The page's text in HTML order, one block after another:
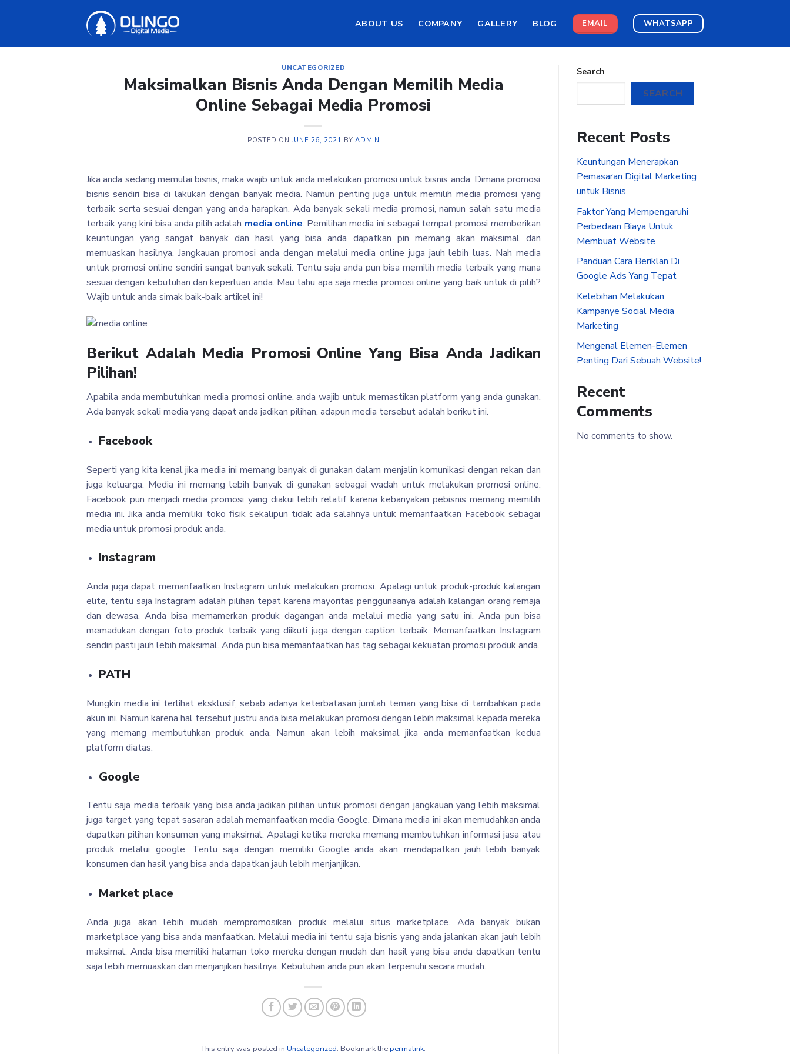
ABOUT US COMPANY GALLERY BLOG EMAIL WHATSAPP
UNCATEGORIZED
Maksimalkan Bisnis Anda Dengan Memilih Media
Online Sebagai Media Promosi
POSTED ON JUNE 26, 2021 BYADMIN
Jika anda sedang memulai bisnis, maka wajib untuk anda melakukan promosi untuk bisnis anda. Dimana promosi
bisnis sendiri bisa di lakukan dengan banyak media. Namun penting juga untuk memilih media promosi yang
terbaik serta sesuai dengan yang anda harapkan. Ada banyak sekali media promosi, namun salah satu media
terbaik yang kini bisa anda pilih adalah media online. Pemilihan media ini sebagai tempat promosi memberikan
keuntungan yang sangat banyak dan hasil yang bisa anda dapatkan pin memang akan maksimal dan
memuaskan hasilnya. Jangkauan promosi anda dengan melalui media online juga jauh lebih luas. Nah media
untuk promosi online sendiri sangat banyak sekali. Tentu saja anda pun bisa memilih media terbaik yang mana
sesuai dengan kebutuhan dan keperluan anda. Mau tahu apa saja media promosi online yang baik untuk di pilih?
Wajib untuk anda simak baik-baik artikel ini!
Berikut Adalah Media Promosi Online Yang Bisa Anda Jadikan
Pilihan!
Apabila anda membutuhkan media promosi online, anda wajib untuk memastikan platform yang anda gunakan.
Ada banyak sekali media yang dapat anda jadikan pilihan, adapun media tersebut adalah berikut ini.
Facebook
Seperti yang kita kenal jika media ini memang banyak di gunakan dalam menjalin komunikasi dengan rekan dan
juga keluarga. Media ini memang lebih banyak di gunakan sebagai wadah untuk melakukan promosi online.
Facebook pun menjadi media promosi yang diakui lebih relatif karena kebanyakan pebisnis memang memilih
media ini. Jika anda memiliki toko fisik sekalipun tidak ada salahnya untuk memanfaatkan Facebook sebagai
media untuk promosi produk anda.
Instagram
Anda juga dapat memanfaatkan Instagram untuk melakukan promosi. Apalagi untuk produk-produk kalangan
elite, tentu saja Instagram adalah pilihan tepat karena mayoritas penggunaanya adalah kalangan orang remaja
dan dewasa. Anda bisa memamerkan produk dagangan anda melalui media yang satu ini. Anda pun bisa
memadukan dengan foto produk terbaik yang diikuti juga dengan caption terbaik. Memanfaatkan Instagram
sendiri pasti jauh lebih maksimal. Anda pun bisa memanfaatkan has tag sebagai kekuatan promosi produk anda.
PATH
Mungkin media ini terlihat eksklusif, sebab adanya keterbatasan jumlah teman yang bisa di tambahkan pada
akun ini. Namun karena hal tersebut justru anda bisa melakukan promosi dengan lebih maksimal kepada mereka
yang memang membutuhkan produk anda. Namun akan lebih maksimal jika anda memanfaatkan kedua
platform diatas.
Google
Tentu saja media terbaik yang bisa anda jadikan pilihan untuk promosi dengan jangkauan yang lebih maksimal
juga target yang tepat sasaran adalah memanfaatkan media Google. Dimana media ini akan memudahkan anda
dapatkan pilihan konsumen yang maksimal. Apalagi ketika mereka memang membutuhkan informasi jasa atau
produk melalui google. Tentu saja dengan memiliki Google anda akan mendapatkan jauh lebih banyak
konsumen dan hasil yang bisa anda dapatkan jauh lebih menjanjikan.
Market place
Anda juga akan lebih mudah mempromosikan produk melalui situs marketplace. Ada banyak bukan
marketplace yang bisa anda manfaatkan. Melalui media ini tentu saja bisnis yang anda jalankan akan jauh lebih
maksimal. Anda bisa memiliki halaman toko mereka dengan mudah dan hasil yang bisa anda dapatkan tentu
saja lebih memuaskan dan menjanjikan hasilnya. Kebutuhan anda pun akan terpenuhi secara mudah.
This entry was posted inUncategorized. Bookmark thepermalink.
Search
SEARCH
Recent Posts
Keuntungan Menerapkan
Pemasaran Digital Marketing
untuk Bisnis
Faktor Yang Mempengaruhi
Perbedaan Biaya Untuk
Membuat Website
Panduan Cara Beriklan Di
Google Ads Yang Tepat
Kelebihan Melakukan
Kampanye Social Media
Marketing
Mengenal Elemen-Elemen
Penting Dari Sebuah Website!
Recent
Comments
No comments to show.